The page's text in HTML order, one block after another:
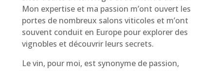
Mon expertise et ma passion m’ont ouvert les
portes de nombreux salons viticoles et m’ont
souvent conduit en Europe pour explorer des
vignobles et découvrir leurs secrets.
Le vin, pour moi, est synonyme de passion,